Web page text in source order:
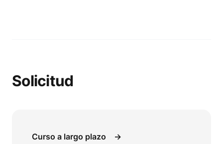
Solicitud
Curso a largo plazo →